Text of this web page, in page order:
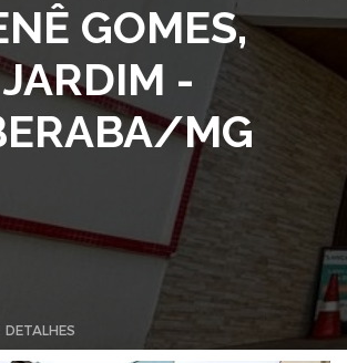
GOMES,
JARDIM -
MG
DETALHES